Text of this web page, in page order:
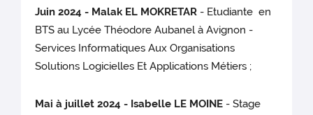
Juin 2024 - Malak EL MOKRETAR - Etudiante en
BTS au Lycée Théodore Aubanel à Avignon -
Services Informatiques Aux Organisations
Solutions Logicielles Et Applications Métiers ;
Mai à juillet 2024 - Isabelle LE MOINE - Stage